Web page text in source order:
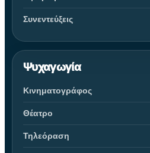
Συνεντεύξεις
Ψυχαγωγία
Κινηματογράφος
Θέατρο
Τηλεόραση